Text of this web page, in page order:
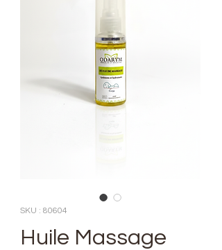
SKU : 80604
Huile Massage